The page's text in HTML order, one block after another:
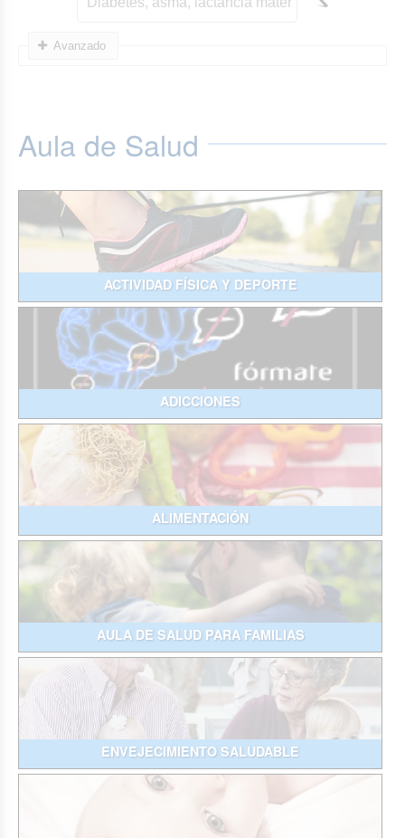
Avanzado
Aula de Salud
ACTIVIDAD FÍSICA Y DEPORTE
ADICCIONES
ALIMENTACIÓN
AULA DE SALUD PARA FAMILIAS
ENVEJECIMIENTO SALUDABLE